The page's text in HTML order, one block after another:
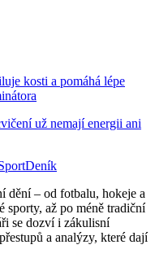
kosti a pomáhá lépe
už nemají energii ani
dění – od fotbalu, hokeje a
sporty, až po méně tradiční
se dozví i zákulisní
a analýzy, které dají